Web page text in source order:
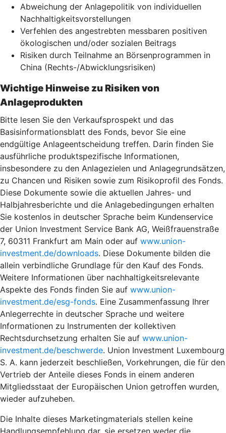
Abweichung der Anlagepolitik von individuellen
Nachhaltigkeitsvorstellungen
Verfehlen des angestrebten messbaren positiven
ökologischen und/oder sozialen Beitrags
Risiken durch Teilnahme an Börsenprogrammen in
China (Rechts-/Abwicklungsrisiken)
Wichtige Hinweise zu Risiken von
Anlageprodukten
Bitte lesen Sie den Verkaufsprospekt und das
Basisinformationsblatt des Fonds, bevor Sie eine
endgültige Anlageentscheidung treffen. Darin finden Sie
ausführliche produktspezifische Informationen,
insbesondere zu den Anlagezielen und Anlagegrundsätzen,
zu Chancen und Risiken sowie zum Risikoprofil des Fonds.
Diese Dokumente sowie die aktuellen Jahres- und
Halbjahresberichte und die Anlagebedingungen erhalten
Sie kostenlos in deutscher Sprache beim Kundenservice
der Union Investment Service Bank AG, Weißfrauenstraße
7, 60311 Frankfurt am Main oder auf www.union-
investment.de/downloads. Diese Dokumente bilden die
allein verbindliche Grundlage für den Kauf des Fonds.
Weitere Informationen über nachhaltigkeitsrelevante
Aspekte des Fonds finden Sie auf www.union-
investment.de/esg-fonds. Eine Zusammenfassung Ihrer
Anlegerrechte in deutscher Sprache und weitere
Informationen zu Instrumenten der kollektiven
Rechtsdurchsetzung erhalten Sie auf www.union-
investment.de/beschwerde. Union Investment Luxembourg
S. A. kann jederzeit beschließen, Vorkehrungen, die für den
Vertrieb der Anteile dieses Fonds in einem anderen
Mitgliedsstaat der Europäischen Union getroffen wurden,
wieder aufzuheben.
Die Inhalte dieses Marketingmaterials stellen keine
Handlungsempfehlung dar, sie ersetzen weder die